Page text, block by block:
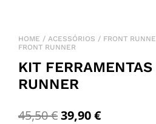
HOME / ACESSÓRIOS / FRONT
FRONT RUNNER
KIT
RUNNER
45,50€Original
39,90€Current